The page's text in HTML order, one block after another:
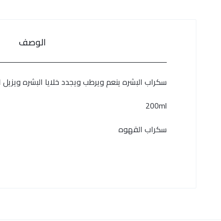
الوصف
سكراب البشره ينعم ويرطب ويجدد خلايا البشره ويزيل
200ml
سكراب القهوه